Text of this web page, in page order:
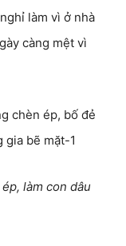
làm vì ở nhà
càng mệt vì
làm con dâu